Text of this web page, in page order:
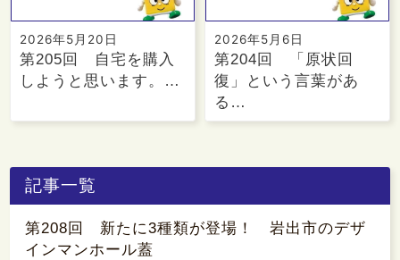
2026年5月20日
第205回 自宅を購入
しようと思います。…
2026年5月6日
第204回 「原状回
復」という言葉があ
る…
記事一覧
第208回 新たに3種類が登場！ 岩出市のデザ
インマンホール蓋